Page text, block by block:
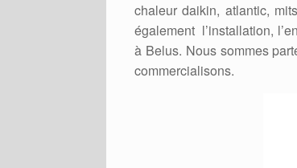
chaleur daikin, atlantic,
également l’installation,
à Belus. Nous sommes
commercialisons.